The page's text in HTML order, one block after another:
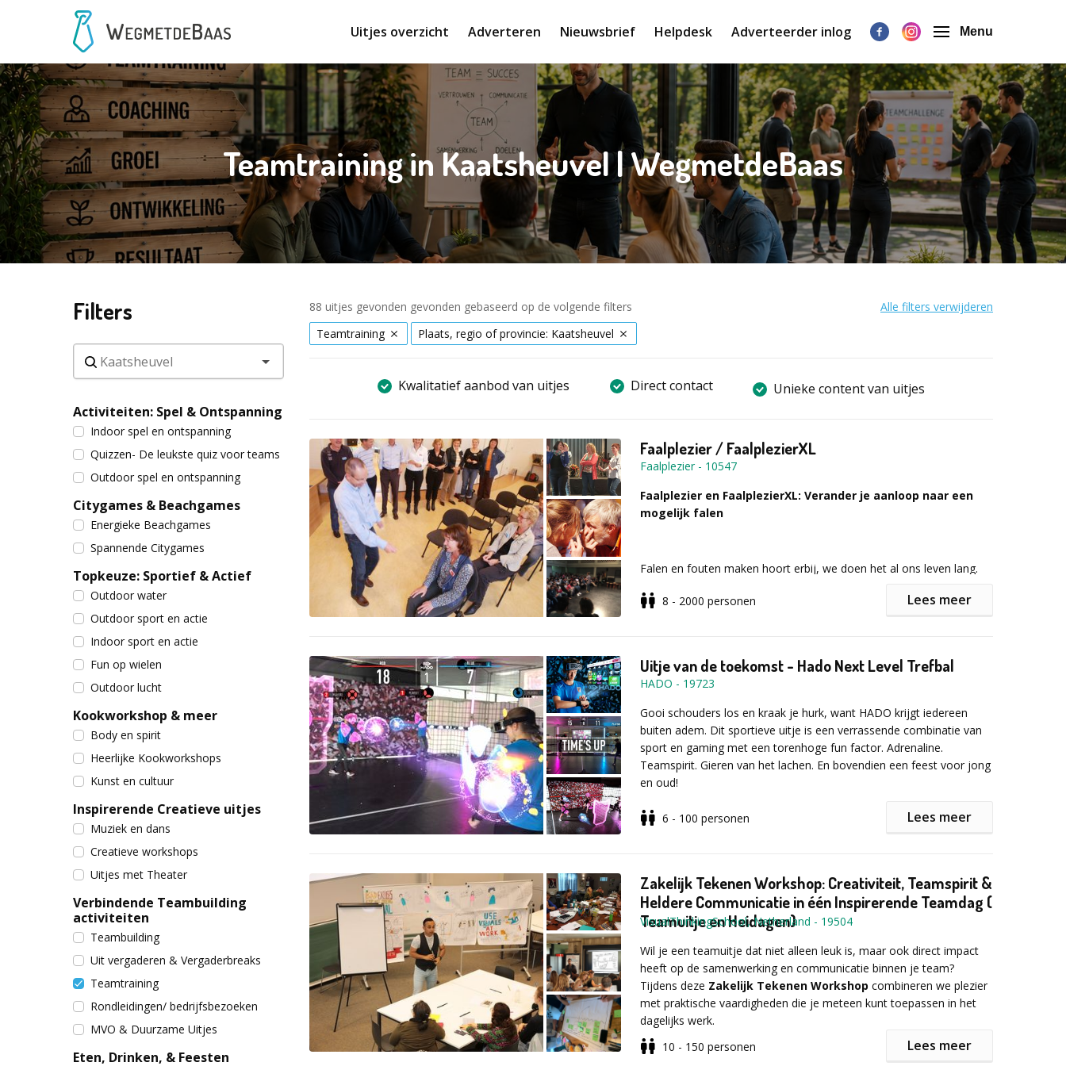
Uitjes overzicht Adverteren Nieuwsbrief Helpdesk Adverteerder inlog Menu
Teamtraining in Kaatsheuvel | WegmetdeBaas
Filters
Activiteiten: Spel & Ontspanning
Indoor spel en ontspanning
Quizzen- De leukste quiz voor teams
Outdoor spel en ontspanning
Citygames & Beachgames
Energieke Beachgames
Spannende Citygames
Topkeuze: Sportief & Actief
Outdoor water
Outdoor sport en actie
Indoor sport en actie
Fun op wielen
Outdoor lucht
Kookworkshop & meer
Body en spirit
Heerlijke Kookworkshops
Kunst en cultuur
Inspirerende Creatieve uitjes
Muziek en dans
Creatieve workshops
Uitjes met Theater
Verbindende Teambuilding
activiteiten
Teambuilding
Uit vergaderen & Vergaderbreaks
Teamtraining
Rondleidingen/ bedrijfsbezoeken
MVO & Duurzame Uitjes
Eten, Drinken, & Feesten
88 uitjes gevonden gevonden gebaseerd op de volgende filters
Alle filters verwijderen
Teamtraining
Plaats, regio of provincie: Kaatsheuvel
Kwalitatief aanbod van uitjes Direct contact Unieke content van uitjes
Faalplezier / FaalplezierXL
Faalplezier- 10547
Faalplezier en FaalplezierXL: Verander je aanloop naar een
mogelijk falen
Falen en fouten maken hoort erbij, we doen het al ons leven lang.
raken in de stress van nieuwe uitdagingen of verkrampen van angst.
Faalplezier komt in twee vormen: Groot en klein. Tot 30 personen:
Faalplezier
Vanaf 80 personen:
Meer inzicht in elkaars sterke punten
Meer vertrouwen en open communicatie
Meer plezier en minder angst voor falen!
Faalplezier(Zowel klein als XL) gaat verder dan ‘leuk’ zijn – het
maakt van problemen fijne avonturen.
8 - 2000 personen Lees meer
Uitje van de toekomst - Hado Next Level Trefbal
HADO - 19723
Gooi schouders los en kraak je hurk, want HADO krijgt iedereen
buiten adem. Dit sportieve uitje is een verrassende combinatie van
sport en gaming met een torenhoge fun factor. Adrenaline.
Teamspirit. Gieren van het lachen. En bovendien een feest voor jong
en oud!
vreugde van vroeger met de
graphics
Augmented Reality headsets die de werkelijkheid upgraden met een
virtuele laag. Draadloos, natuurlijk: je kunt je in alle vrijheid over het
speelveld bewegen, om buiten schot van je tegenstanders te blijven.
Met de sensor aan je arm lanceer je explosieve energieballen, of
teken je een beschermend schild in de lucht om achter te schuilen.
De HADO Arena in Eindhoven kan groepen tot wel 70 personen
ontvangen, waar het spel in een unieke setting gespeeld kan
worden. Natuurlijk worden hier ook koude dranken geserveerd, om
af te koelen na verhitte potjes.
6 - 100 personen Lees meer
Zakelijk Tekenen Workshop: Creativiteit, Teamspirit &
Heldere Communicatie in één Inspirerende Teamdag (
Teamuitje en Heidagen)
VisualThinkingSchool, Netherland - 19504
Wil je een teamuitje dat niet alleen leuk is, maar ook direct impact
heeft op de samenwerking en communicatie binnen je team?
Tijdens deze Zakelijk Tekenen Workshop combineren we plezier
met praktische vaardigheden die je meteen kunt toepassen in het
dagelijks werk.
10 - 150 personen Lees meer